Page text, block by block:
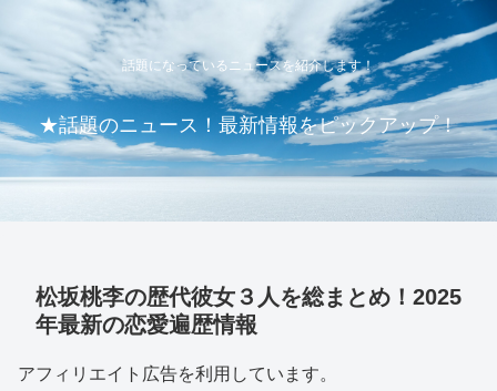
話題になっているニュースを紹介します！
★話題のニュース！最新情報をピックアップ！
松坂桃李の歴代彼女３人を総まとめ！2025
年最新の恋愛遍歴情報
アフィリエイト広告を利用しています。